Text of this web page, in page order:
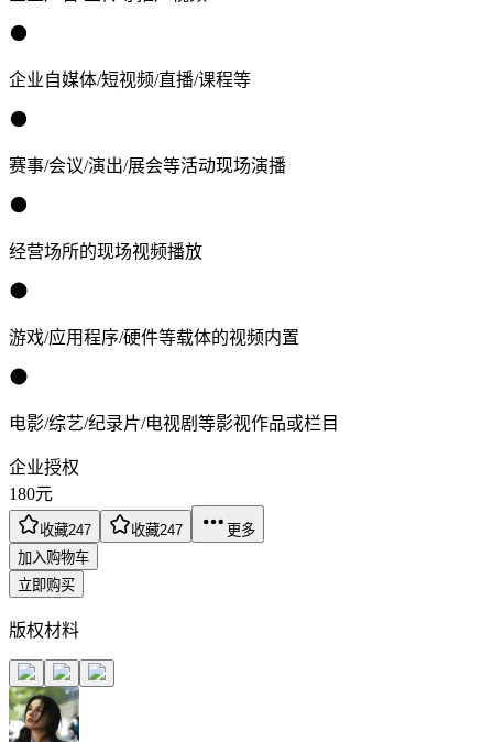
企业自媒体/短视频/直播/课程等
赛事/会议/演出/展会等活动现场演播
经营场所的现场视频播放
游戏/应用程序/硬件等载体的视频内置
电影/综艺/纪录片/电视剧等影视作品或栏目
企业授权
180元
收藏247 收藏247
更多
加入购物车
立即购买
版权材料